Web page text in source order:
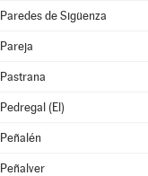
Paredes de Sigüenza
Pareja
Pastrana
Pedregal (El)
Peñalén
Peñalver